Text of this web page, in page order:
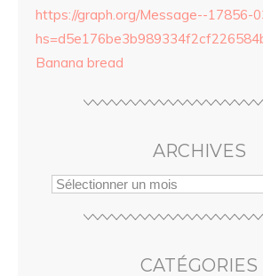
https://graph.org/Message--17856-
Banana bread
ARCHIVES
CATÉGORIES